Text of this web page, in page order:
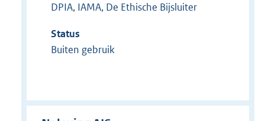
DPIA, IAMA, De Ethische Bijsluiter
Status
Buiten gebruik